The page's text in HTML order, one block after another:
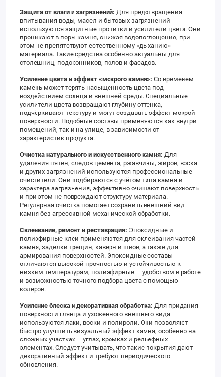
Защита от влаги и загрязнений: Для предотвращения
впитывания воды, масел и бытовых загрязнений
используются защитные пропитки и усилители цвета. Они
проникают в поры камня, снижая водопоглощение, при
этом не препятствуют естественному «дыханию»
материала. Такие средства особенно актуальны для
столешниц, подоконников, полов и фасадов.
Усиление цвета и эффект «мокрого камня»: Со временем
камень может терять насыщенность цвета под
воздействием солнца и внешней среды. Специальные
усилители цвета возвращают глубину оттенка,
подчёркивают текстуру и могут создавать эффект мокрой
поверхности. Подобные составы применяются как внутри
помещений, так и на улице, в зависимости от
характеристик продукта.
Очистка натурального и искусственного камня: Для
удаления пятен, следов цемента, ржавчины, жиров, воска
и других загрязнений используются профессиональные
очистители. Они подбираются с учётом типа камня и
характера загрязнения, эффективно очищают поверхность
и при этом не повреждают структуру материала.
Регулярная очистка помогает сохранить внешний вид
камня без агрессивной механической обработки.
Склеивание, ремонт и реставрация: Эпоксидные и
полиэфирные клеи применяются для склеивания частей
камня, заделки трещин, каверн и швов, а также для
армирования поверхностей. Эпоксидные составы
отличаются высокой прочностью и устойчивостью к
низким температурам, полиэфирные — удобством в работе
и возможностью точного подбора цвета с помощью
колеров.
Усиление блеска и декоративная обработка: Для придания
поверхности глянца и ухоженного внешнего вида
используются лаки, воски и полироли. Они позволяют
быстро улучшить визуальный эффект камня, особенно на
сложных участках — углах, кромках и рельефных
элементах. Следует учитывать, что такие покрытия дают
декоративный эффект и требуют периодического
обновления.